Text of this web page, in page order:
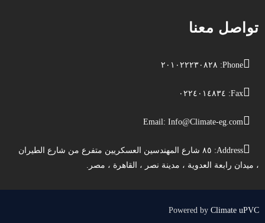
تواصل معنا
Phone: ٢٠١٠٢٢٢٣٠٨٢٨
Fax: ٠٢٢٤٠١٤٨٣٤
Email: Info@Climate-eg.com
Address: ٨٥ شارع المهندسين العسكريين متفرع من شارع الطيران
، ميدان رابعة العدوية ، مدينة نصر ، القاهرة ، مصر.
Powered byClimate uPVC